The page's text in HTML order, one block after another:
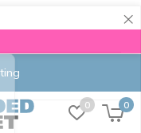
×
0 0